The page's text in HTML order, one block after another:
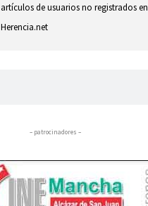
artículos de usuarios no registrados en
Herencia.net
– patrocinadores –